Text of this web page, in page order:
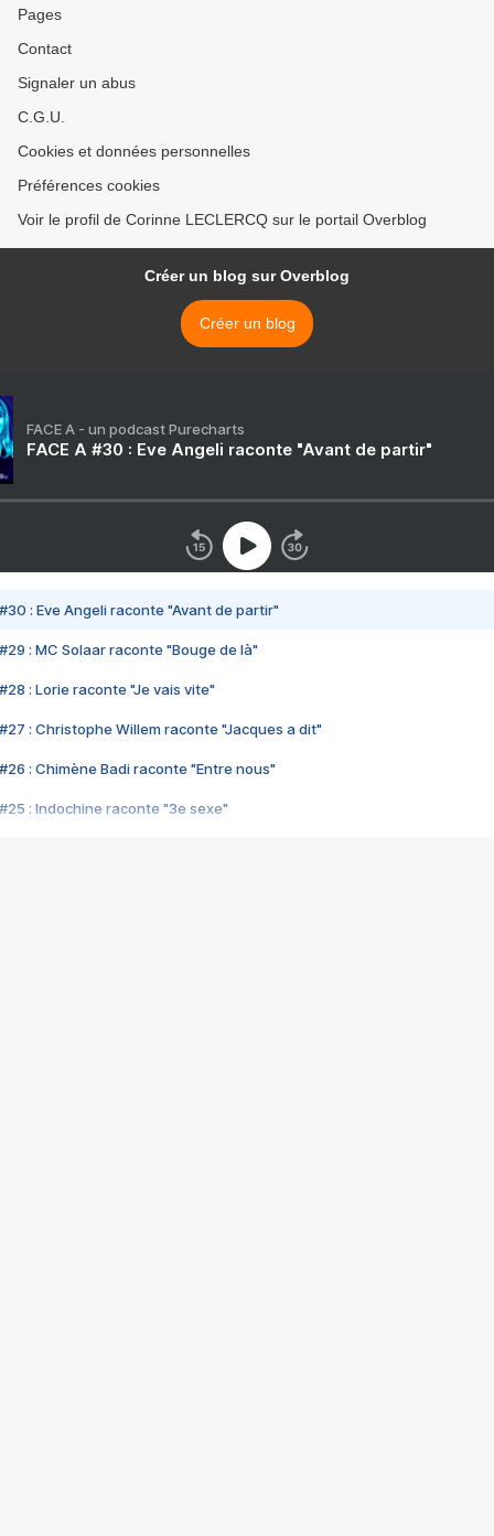
Pages
Contact
Signaler un abus
C.G.U.
Cookies et données personnelles
Préférences cookies
Voir le profil de Corinne LECLERCQ sur le portail Overblog
Créer un blog sur Overblog
Créer un blog
FACE A - un podcast Purecharts
FACE A #30 : Eve Angeli raconte "Avant de partir"
#30 : Eve Angeli raconte "Avant de partir"
#29 : MC Solaar raconte "Bouge de là"
#28 : Lorie raconte "Je vais vite"
#27 : Christophe Willem raconte "Jacques a dit"
#26 : Chimène Badi raconte "Entre nous"
#25 : Indochine raconte "3e sexe"